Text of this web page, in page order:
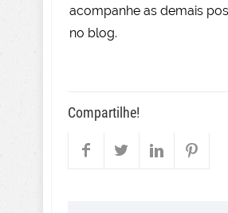
acompanhe as demais
no blog.
Compartilhe!